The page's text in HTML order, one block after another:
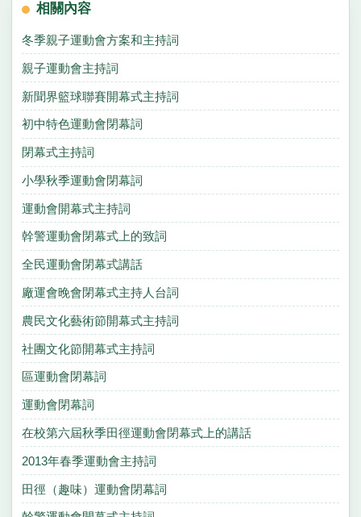
相關內容
冬季親子運動會方案和主持詞
親子運動會主持詞
新聞界籃球聯賽開幕式主持詞
初中特色運動會閉幕詞
閉幕式主持詞
小學秋季運動會閉幕詞
運動會開幕式主持詞
幹警運動會閉幕式上的致詞
全民運動會閉幕式講話
廠運會晚會閉幕式主持人台詞
農民文化藝術節開幕式主持詞
社團文化節開幕式主持詞
區運動會閉幕詞
運動會閉幕詞
在校第六屆秋季田徑運動會閉幕式上的講話
2013年春季運動會主持詞
田徑（趣味）運動會閉幕詞